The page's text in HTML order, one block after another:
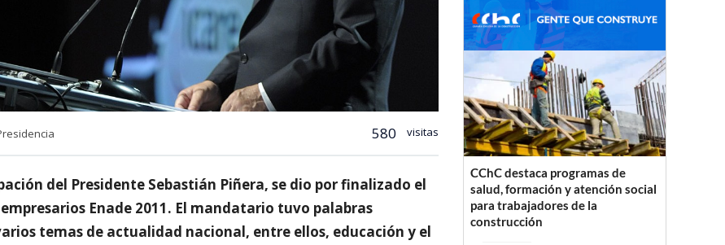
580 visitas
del Presidente Sebastián Piñera, se dio por finalizado el
Enade 2011. El mandatario tuvo palabras
temas de actualidad nacional, entre ellos, educación y el
CChC destaca programas de
salud, formación y atención social
para trabajadores de la
construcción